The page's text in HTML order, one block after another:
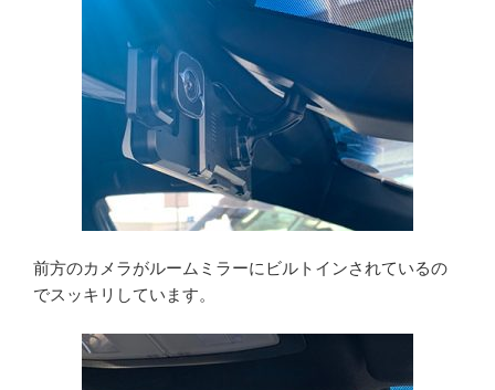
前方のカメラがルームミラーにビルトインされているの
でスッキリしています。